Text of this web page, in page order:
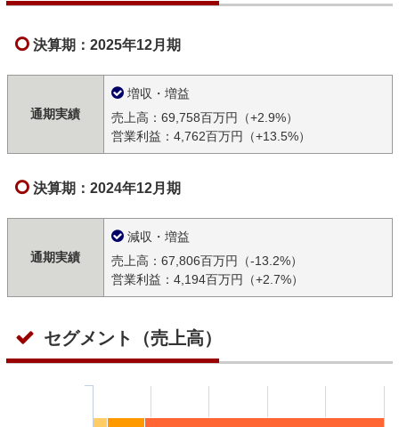
決算期：2025年12月期
通期実績
増収・増益
売上高：69,758百万円（+2.9%）
営業利益：4,762百万円（+13.5%）
決算期：2024年12月期
通期実績
減収・増益
売上高：67,806百万円（-13.2%）
営業利益：4,194百万円（+2.7%）
セグメント（売上高）